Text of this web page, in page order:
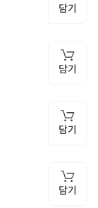
담기
담기
담기
담기